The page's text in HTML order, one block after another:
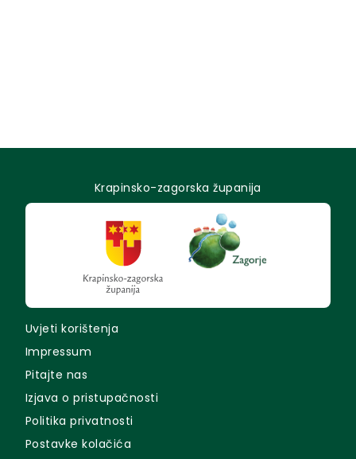
Krapinsko-zagorska županija
Uvjeti korištenja
Impressum
Pitajte nas
Izjava o pristupačnosti
Politika privatnosti
Postavke kolačića